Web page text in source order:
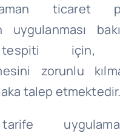
ticaret
uygulanması
için,
zorunlu
talep etmektedir.